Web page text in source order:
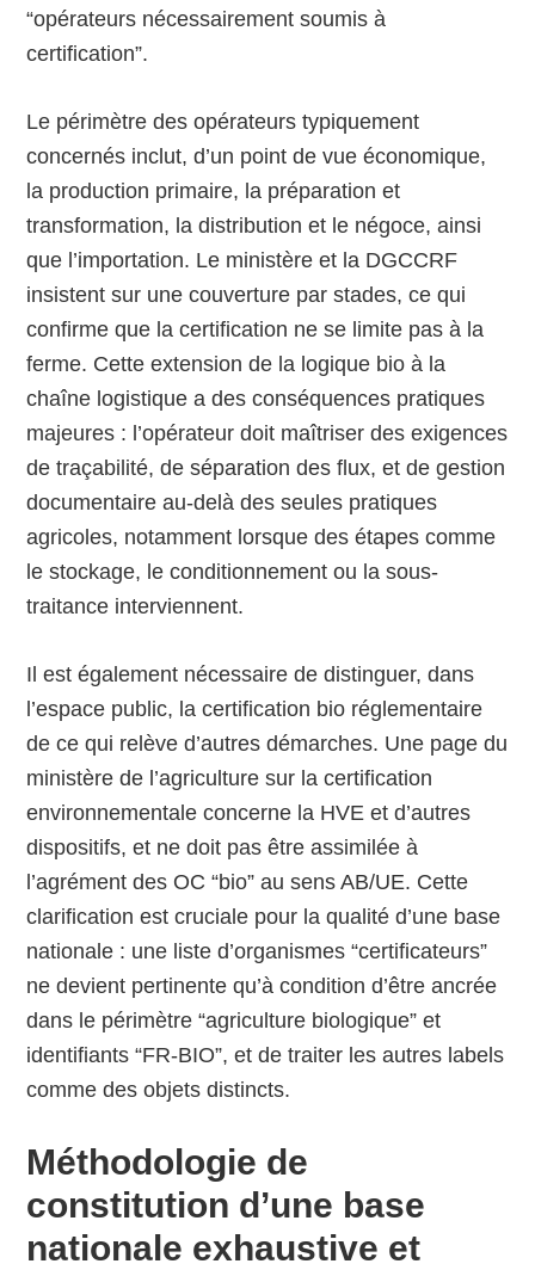
“opérateurs nécessairement soumis à
certification”.
Le périmètre des opérateurs typiquement
concernés inclut, d’un point de vue économique,
la production primaire, la préparation et
transformation, la distribution et le négoce, ainsi
que l’importation. Le ministère et la DGCCRF
insistent sur une couverture par stades, ce qui
confirme que la certification ne se limite pas à la
ferme. Cette extension de la logique bio à la
chaîne logistique a des conséquences pratiques
majeures : l’opérateur doit maîtriser des exigences
de traçabilité, de séparation des flux, et de gestion
documentaire au-delà des seules pratiques
agricoles, notamment lorsque des étapes comme
le stockage, le conditionnement ou la sous-
traitance interviennent.
Il est également nécessaire de distinguer, dans
l’espace public, la certification bio réglementaire
de ce qui relève d’autres démarches. Une page du
ministère de l’agriculture sur la certification
environnementale concerne la HVE et d’autres
dispositifs, et ne doit pas être assimilée à
l’agrément des OC “bio” au sens AB/UE. Cette
clarification est cruciale pour la qualité d’une base
nationale : une liste d’organismes “certificateurs”
ne devient pertinente qu’à condition d’être ancrée
dans le périmètre “agriculture biologique” et
identifiants “FR-BIO”, et de traiter les autres labels
comme des objets distincts.
Méthodologie de
constitution d’une base
nationale exhaustive et